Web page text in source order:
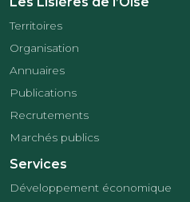
Territoires
Organisation
Annuaires
Publications
Recrutements
Marchés publics
Services
Développement économique